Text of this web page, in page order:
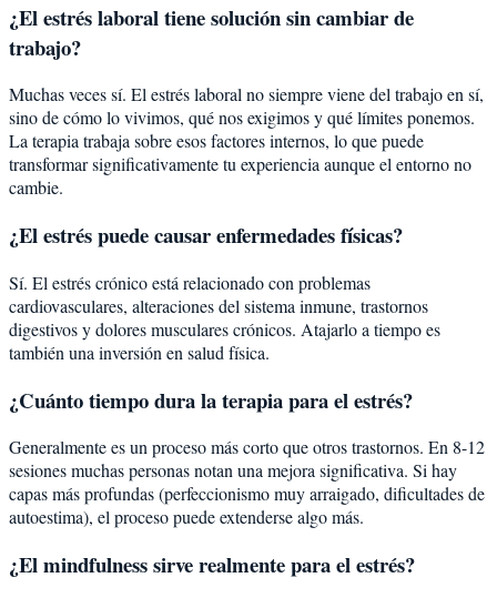
¿El estrés laboral tiene solución sin cambiar de
trabajo?
Muchas veces sí. El estrés laboral no siempre viene del trabajo en sí,
sino de cómo lo vivimos, qué nos exigimos y qué límites ponemos.
La terapia trabaja sobre esos factores internos, lo que puede
transformar significativamente tu experiencia aunque el entorno no
cambie.
¿El estrés puede causar enfermedades físicas?
Sí. El estrés crónico está relacionado con problemas
cardiovasculares, alteraciones del sistema inmune, trastornos
digestivos y dolores musculares crónicos. Atajarlo a tiempo es
también una inversión en salud física.
¿Cuánto tiempo dura la terapia para el estrés?
Generalmente es un proceso más corto que otros trastornos. En 8-12
sesiones muchas personas notan una mejora significativa. Si hay
capas más profundas (perfeccionismo muy arraigado, dificultades de
autoestima), el proceso puede extenderse algo más.
¿El mindfulness sirve realmente para el estrés?